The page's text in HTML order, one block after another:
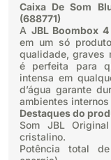
Caixa De Som
(688771)
A JBL Boombox 4
em um só
qualidade, graves
é perfeita para
intensa em
d’água garante
ambientes
Destaques do
Som JBL
cristalino.
Potência total